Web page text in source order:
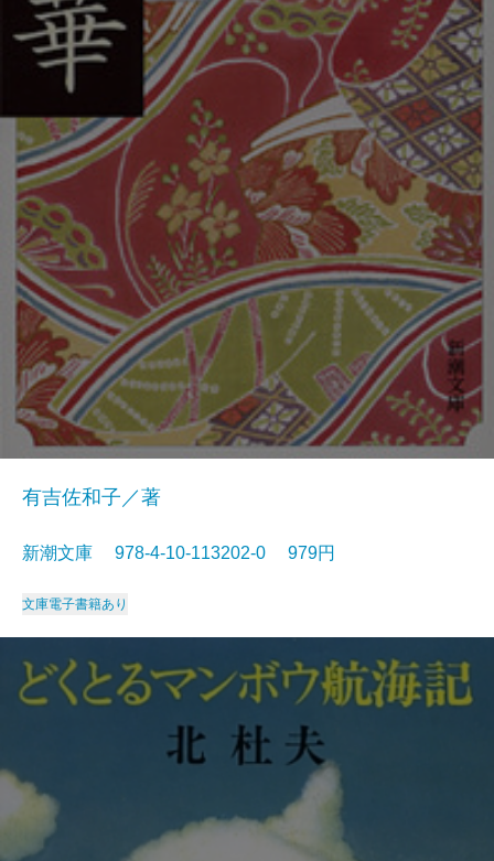
有吉佐和子／著
新潮文庫 978-4-10-113202-0 979円
文庫電子書籍あり